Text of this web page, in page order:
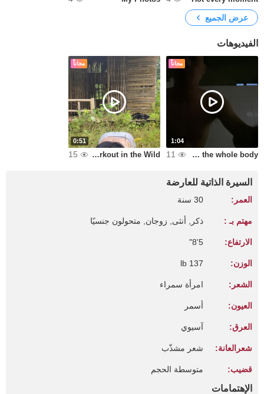
عرض الجميع
الفيديوهات
مجاناً
1:04
topless bath showing the whole body
11
مجاناً
0:51
Outdoor Workout in the Wild
15
السيرة الذاتية للعارضة
العمر: 30 سنة
مهتم بـ : ذكر, أنثى, زوجان, متحولون جنسيًا
الارتفاع: 5'8"
الوزن: 137 lb
الشعر: امرأة سمراء
العيون: أسمر
العرق: آسيوي
شعرالعانة: شعر مشذّب
قضيب: متوسطة الحجم
الإهتمامات